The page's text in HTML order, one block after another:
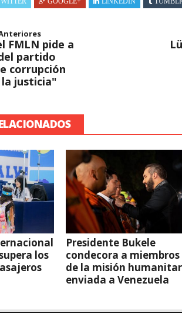
FMLN pide a
partido
corrupción
justicia"
los
Presidente Bukele
condecora a miembros
de la misión
enviada a Venezuela